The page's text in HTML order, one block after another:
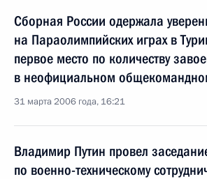
Сборная России одержала
на Параолимпийских играх в
первое место по количеству
в неофициальном
31 марта 2006 года, 16:21
Владимир Путин провел
по военно-техническому